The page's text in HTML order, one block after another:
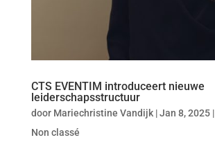
CTS EVENTIM introduceert nieuwe
leiderschapsstructuur
door Mariechristine Vandijk|Jan 8, 2025|
Non classé